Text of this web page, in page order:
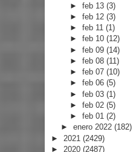
►feb 13(3)
►feb 12(3)
►feb 11(1)
►feb 10(12)
►feb 09(14)
►feb 08(11)
►feb 07(10)
►feb 06(5)
►feb 03(1)
►feb 02(5)
►feb 01(2)
► enero 2022 (182)
► 2021 (2429)
► 2020 (2487)